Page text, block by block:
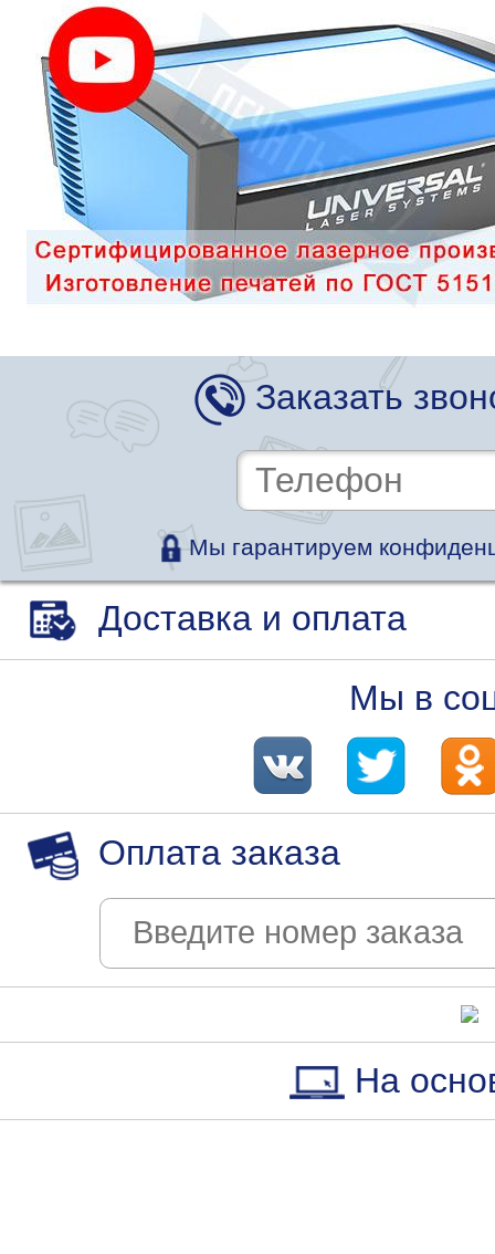
Заказать
Мы гарантируем
Доставка и оплата
Мы в
Оплата заказа
На